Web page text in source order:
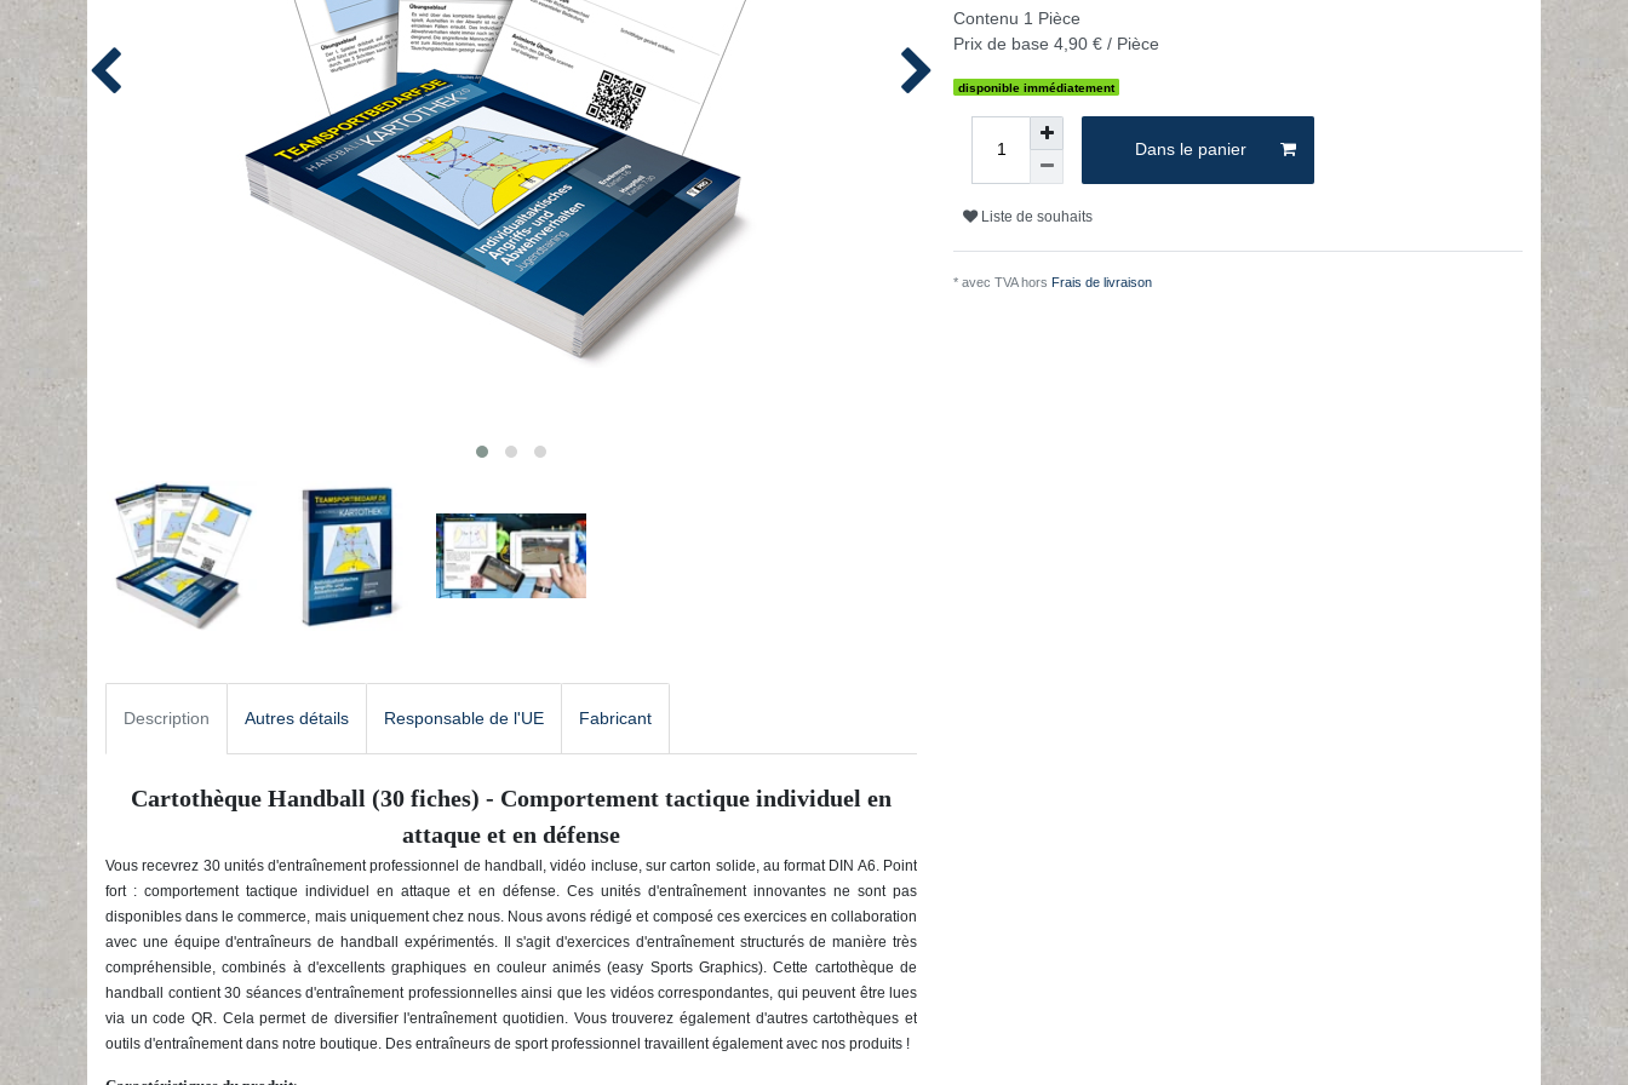
Contenu 1 Pièce
Prix de base 4,90 € / Pièce
disponible immédiatement
Dans le panier
Liste de souhaits
* avec TVA hors Frais de livraison
Description Autres détails Responsable de l'UE Fabricant
Cartothèque Handball (30 fiches) - Comportement tactique individuel en
attaque et en défense
Vous recevrez 30 unités d'entraînement professionnel de handball, vidéo incluse, sur carton solide, au format DIN A6. Point
fort : comportement tactique individuel en attaque et en défense. Ces unités d'entraînement innovantes ne sont pas
disponibles dans le commerce, mais uniquement chez nous. Nous avons rédigé et composé ces exercices en collaboration
avec une équipe d'entraîneurs de handball expérimentés. Il s'agit d'exercices d'entraînement structurés de manière très
compréhensible, combinés à d'excellents graphiques en couleur animés (easy Sports Graphics). Cette cartothèque de
handball contient 30 séances d'entraînement professionnelles ainsi que les vidéos correspondantes, qui peuvent être lues
via un code QR. Cela permet de diversifier l'entraînement quotidien. Vous trouverez également d'autres cartothèques et
outils d'entraînement dans notre boutique. Des entraîneurs de sport professionnel travaillent également avec nos produits !